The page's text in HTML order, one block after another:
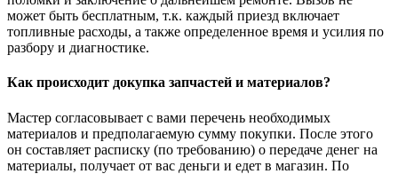
может быть бесплатным, т.к. каждый приезд включает
топливные расходы, а также определенное время и усилия по
разбору и диагностике.
Как происходит докупка запчастей и материалов?
Мастер согласовывает с вами перечень необходимых
материалов и предполагаемую сумму покупки. После этого
он составляет расписку (по требованию) о передаче денег на
материалы, получает от вас деньги и едет в магазин. По